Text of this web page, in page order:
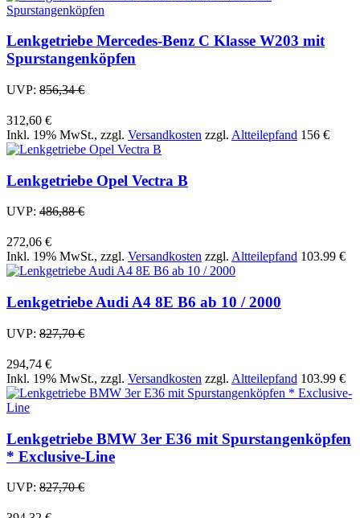
Lenkgetriebe Mercedes-Benz C Klasse W203 mit
Spurstangenköpfen
UVP: 856,34 €
312,60 €
Inkl. 19% MwSt., zzgl. Versandkosten zzgl. Altteilepfand 156 €
Lenkgetriebe Opel Vectra B
UVP: 486,88 €
272,06 €
Inkl. 19% MwSt., zzgl. Versandkosten zzgl. Altteilepfand 103.99 €
Lenkgetriebe Audi A4 8E B6 ab 10 / 2000
UVP: 827,70 €
294,74 €
Inkl. 19% MwSt., zzgl. Versandkosten zzgl. Altteilepfand 103.99 €
Lenkgetriebe BMW 3er E36 mit Spurstangenköpfen
* Exclusive-Line
UVP: 827,70 €